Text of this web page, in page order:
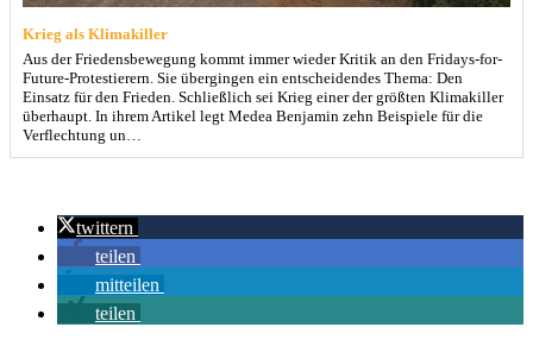
Krieg als Klimakiller
Aus der Friedensbewegung kommt immer wieder Kritik an den Fridays-for-
Future-Protestierern. Sie übergingen ein entscheidendes Thema: Den
Einsatz für den Frieden. Schließlich sei Krieg einer der größten Klimakiller
überhaupt. In ihrem Artikel legt Medea Benjamin zehn Beispiele für die
Verflechtung un…
twittern
teilen
mitteilen
teilen